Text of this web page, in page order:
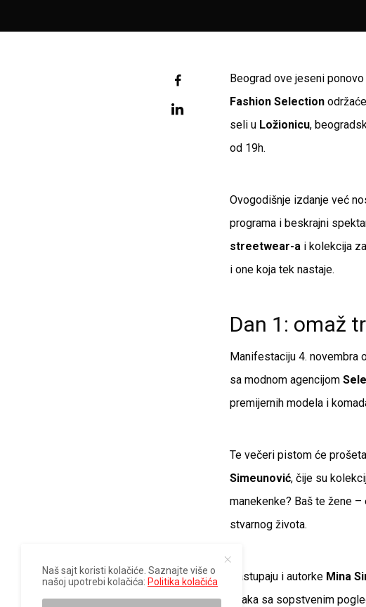
Beograd ove jeseni
Fashion Selection
seli u Ložionicu,
od 19h.
Ovogodišnje izdanje već
programa i beskrajni
streetwear-a i kolekcija
i one koja tek nastaje.
Dan 1: omaž
Manifestaciju 4. novembra
sa modnom agencijom
premijernih modela i
Te večeri pistom će
Simeunović, čije su
manekenke? Baš te žene
stvarnog života.
Nastupaju i autorke Mina
svaka sa sopstvenim
Naš sajt koristi kolačiće. Saznajte više o
našoj upotrebi kolačića: Politika kolačića